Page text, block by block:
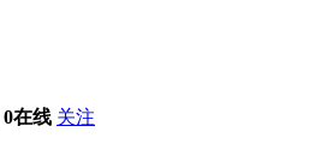
0在线 关注